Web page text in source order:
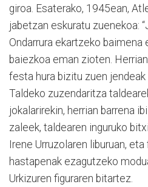
giroa. Esaterako, 1945ean,
jabetzan eskuratu zuenekoa:
Ondarrura ekartzeko
baiezkoa eman zioten.
festa hura bizitu zuen jendeak
Taldeko zuzendaritza
jokalarirekin, herrian barrena
zaleek, taldearen inguruko
Irene Urruzolaren liburuan,
hastapenak ezagutzeko
Urkizuren figuraren bitartez.